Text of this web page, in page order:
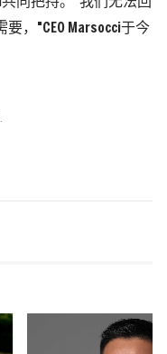
， "CEO Marsocci于今